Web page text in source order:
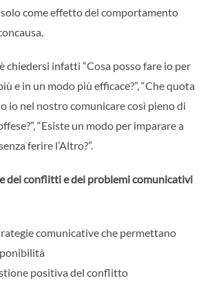
come effetto del comportamento
chiedersi infatti “Cosa posso fare io per
e in un modo più efficace?”, “Che quota
io nel nostro comunicare così pieno di
“Esiste un modo per imparare a
ferire l’Altro?”.
dei conflitti e dei problemi comunicativi
comunicative che permettano
positiva del conflitto